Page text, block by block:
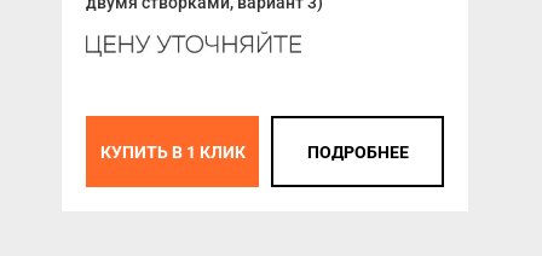
КУПИТЬ В 1 КЛИК ПОДРОБНЕЕ